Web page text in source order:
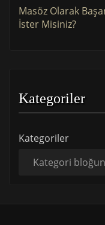
Masöz Olarak
İster Misiniz?
Kategoriler
Kategoriler